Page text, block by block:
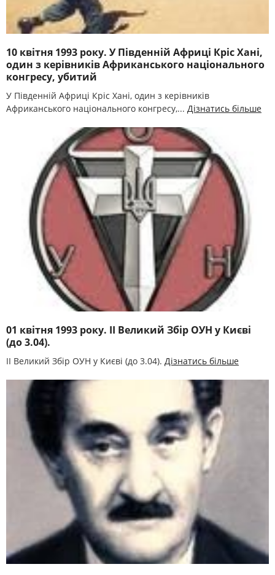
10 квітня 1993 року. У Південній Африці Кріс Хані,
один з керівників Африканського національного
конгресу, убитий
У Південній Африці Кріс Хані, один з керівників
Африканського національного конгресу,... Дізнатись більше
01 квітня 1993 року. ІІ Великий Збір ОУН у Києві
(до 3.04).
ІІ Великий Збір ОУН у Києві (до 3.04). Дізнатись більше